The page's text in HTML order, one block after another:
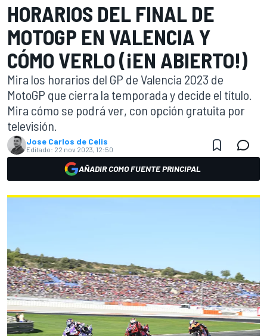
HORARIOS DEL FINAL DE
MOTOGP EN VALENCIA Y
CÓMO VERLO (¡EN ABIERTO!)
Mira los horarios del GP de Valencia 2023 de
MotoGP que cierra la temporada y decide el título.
Mira cómo se podrá ver, con opción gratuita por
televisión.
Jose Carlos de Celis
Editado: 22 nov 2023, 12:50
AÑADIR COMO FUENTE PRINCIPAL